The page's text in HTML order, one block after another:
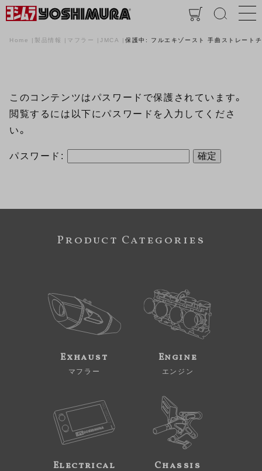
Home 製品情報 マフラー JMCA 保護中: フルエキゾースト 手曲ストレート
このコンテンツはパスワードで保護されています。
閲覧するには以下にパスワードを入力してくださ
い。
パスワード:
Product Categories
Exhaust
マフラー
Engine
エンジン
Electrical Chassis